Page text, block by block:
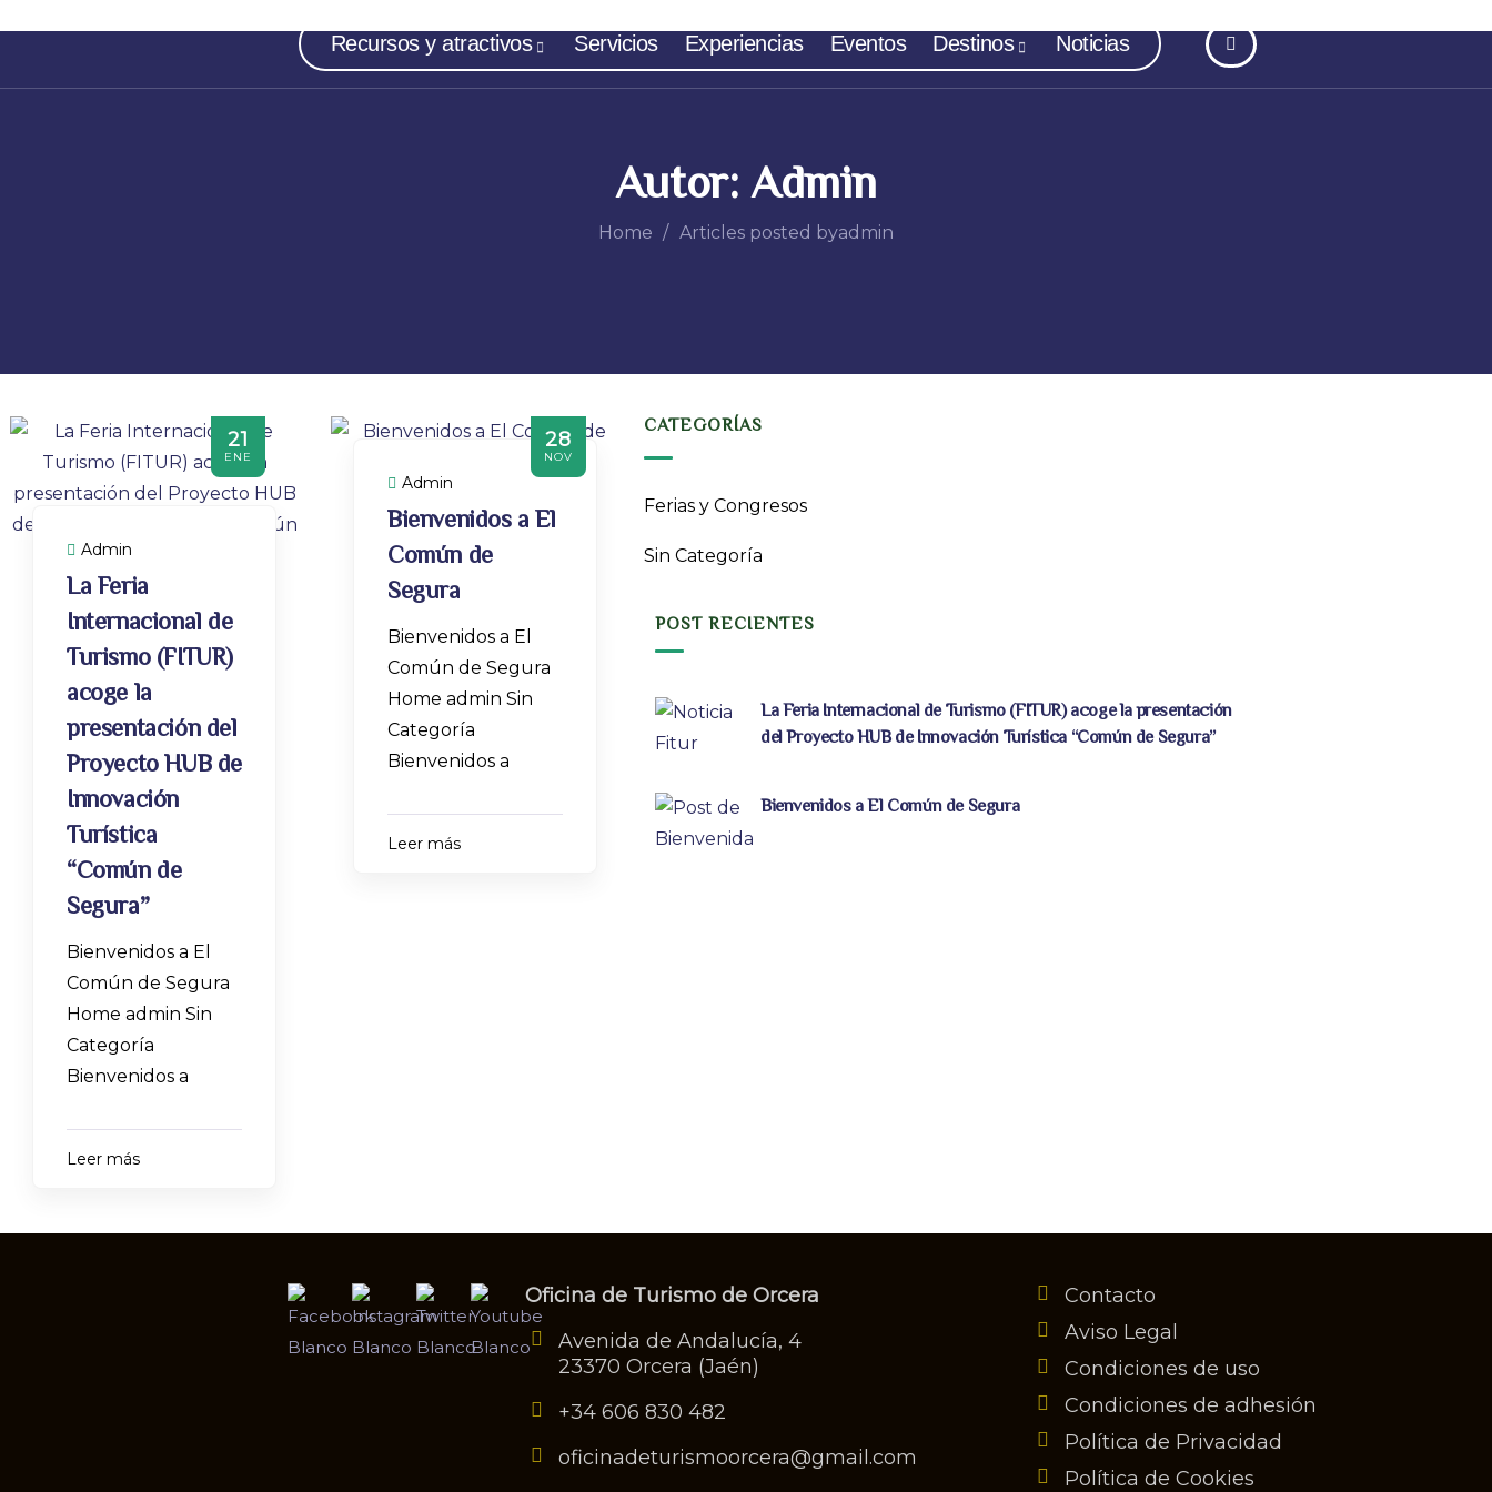
Recursos y atractivos Servicios Experiencias Eventos Destinos Noticias
Autor:Admin
Home Articles posted byadmin
21
ENE
Admin
La Feria
Internacional de
Turismo (FITUR)
acoge la
presentación del
Proyecto HUB de
Innovación
Turística
“Común de
Segura”
Bienvenidos a El
Común de Segura
Home admin Sin
Categoría
Bienvenidos a
Leer más
28
NOV
Admin
Bienvenidos a El
Común de
Segura
Bienvenidos a El
Común de Segura
Home admin Sin
Categoría
Bienvenidos a
Leer más
CATEGORÍAS
Ferias y Congresos
Sin Categoría
POST RECIENTES
La Feria Internacional de Turismo (FITUR) acoge la presentación
del Proyecto HUB de Innovación Turística “Común de Segura”
Bienvenidos a El Común de Segura
Oficina de Turismo de Orcera
Avenida de Andalucía, 4
23370 Orcera (Jaén)
+34 606 830 482
oficinadeturismoorcera@gmail.com
Contacto
Aviso Legal
Condiciones de uso
Condiciones de adhesión
Política de Privacidad
Política de Cookies